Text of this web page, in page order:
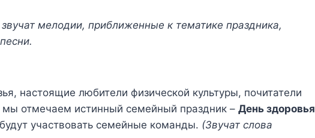
мелодии, приближенные к тематике праздника,
настоящие любители физической культуры, почитатели
мы отмечаем истинный семейный праздник – День здоровья
участвовать семейные команды. (Звучат слова